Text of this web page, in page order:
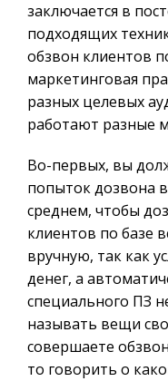
заключается в
подходящих
обзвон клиентов
маркетинговая
разных целевых
работают разные
Во-первых, вы
попыток дозвона
среднем, чтобы
клиентов по базе
вручную, так как
денег, а
специального ПЗ
называть вещи
совершаете
то говорить о